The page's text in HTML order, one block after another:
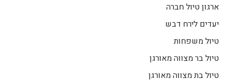
ארגון טיול חברה
יעדים לירח דבש
טיול משפחות
טיול בר מצווה מאורגן
טיול בת מצווה מאורגן